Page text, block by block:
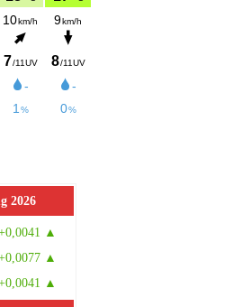
2026
▲
▲
▲